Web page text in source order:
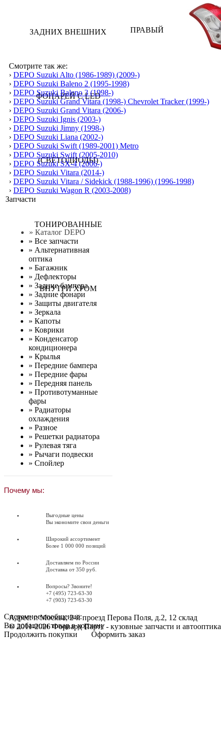
Смотрите так же:
› DEPO Suzuki Alto (1986-1989) (2009-)
› DEPO Suzuki Baleno 2 (1995-1998)
› DEPO Suzuki Baleno 3 (1998-)
› DEPO Suzuki Grand Vitara (1998-) Chevrolet Tracker (1999-)
› DEPO Suzuki Grand Vitara (2006-)
› DEPO Suzuki Ignis (2003-)
› DEPO Suzuki Jimny (1998-)
› DEPO Suzuki Liana (2002-)
› DEPO Suzuki Swift (1989-2001) Metro
› DEPO Suzuki Swift (2005-2010)
› DEPO Suzuki SX-4 (2006-)
› DEPO Suzuki Vitara (2014-)
› DEPO Suzuki Vitara / Sidekick (1988-1996) (1996-1998)
› DEPO Suzuki Wagon R (2003-2008)
Запчасти
» Каталог DEPO
» Все запчасти
» Альтернативная
оптика
» Багажник
» Дефлекторы
» Задние бампера
» Задние фонари
» Защиты двигателя
» Зеркала
» Капоты
» Коврики
» Конденсатор
кондиционера
» Крылья
» Передние бампера
» Передние фары
» Передняя панель
» Противотуманные
фары
» Радиаторы
охлаждения
» Разное
» Решетки радиатора
» Рулевая тяга
» Рычаги подвески
» Спойлер
Почему мы:
Выгодные цены
Вы экономите свои деньги
Широкий ассортимент
Более 1 000 000 позиций
Доставляем по России
Доставка от 350 руб.
Вопросы? Звоните!
+7 (495) 723-63-30
+7 (903) 723-63-30
Адрес: г. Москва, 2-й проезд Перова Поля, д.2, 12 склад
© 2011-2026 Форвард Партс - кузовные запчасти и
Системное сообщение:
Вы добавили товар в корзину
Продолжить покупки
Оформить заказ